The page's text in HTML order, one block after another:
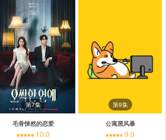
第7集
毛骨悚然的恋爱
10.0
第9集
公寓黑风暴
9.0